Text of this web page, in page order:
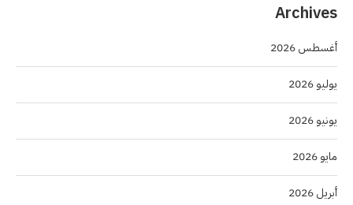
Archives
أغسطس 2026
يوليو 2026
يونيو 2026
مايو 2026
أبريل 2026